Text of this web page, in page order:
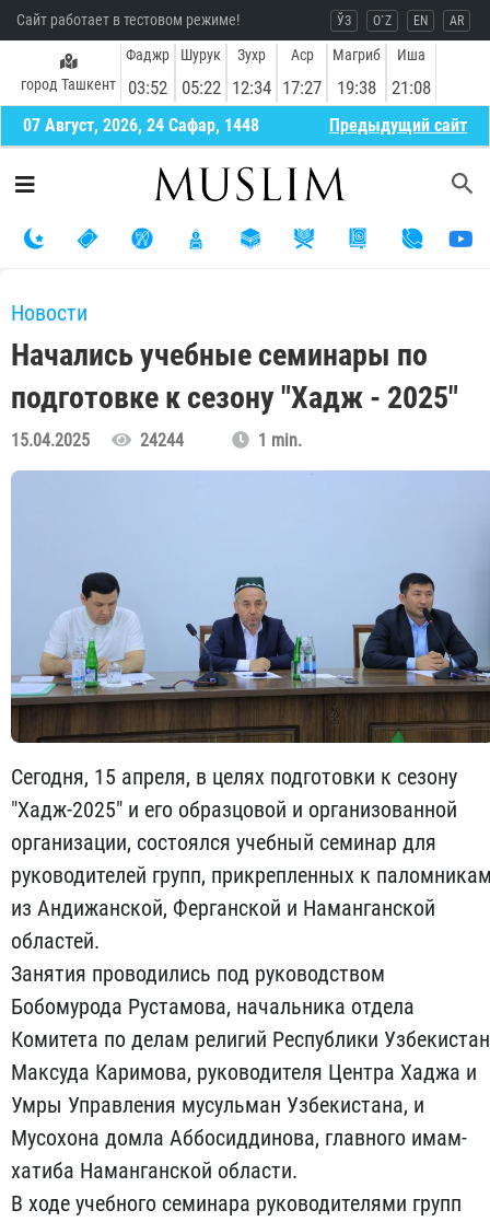
Сайт работает в тестовом режиме! ЎЗ O`Z EN AR
город Ташкент
Фаджр
03:52
Шурук
05:22
Зухр
12:34
Аср
17:27
Магриб
19:38
Иша
21:08
07 Август, 2026, 24 Сафар, 1448 Предыдущий сайт
Новости
Начались учебные семинары по
подготовке к сезону "Хадж - 2025"
15.04.2025 24244 1 min.
Сегодня, 15 апреля, в целях подготовки к сезону
"Хадж-2025" и его образцовой и организованной
организации, состоялся учебный семинар для
руководителей групп, прикрепленных к
из Андижанской, Ферганской и Наманганской
областей.
Занятия проводились под руководством
Бобомурода Рустамова, начальника отдела
Комитета по делам религий Республики
Максуда Каримова, руководителя Центра Хаджа и
Умры Управления мусульман Узбекистана, и
Мусохона домла Аббосиддинова, главного имам-
хатиба Наманганской области.
В ходе учебного семинара руководителями групп